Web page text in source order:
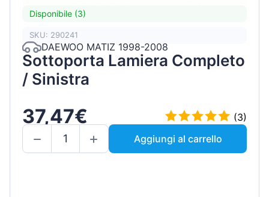
Disponibile (3)
SKU: 290241
DAEWOO MATIZ 1998-2008
Sottoporta Lamiera Completo
/ Sinistra
37,47€
(3)
Aggiungi al carrello